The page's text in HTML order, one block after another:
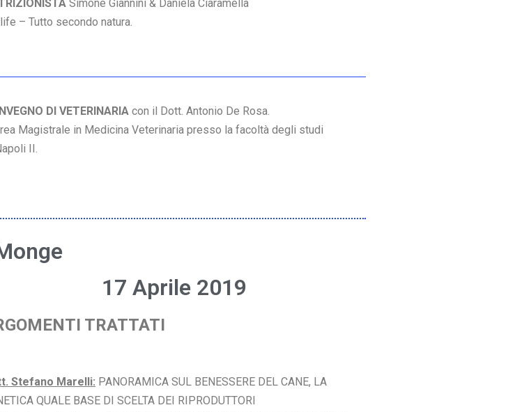
Simone Giannini & Daniela Ciaramella
– Tutto secondo natura.
DI VETERINARIA con il Dott. Antonio De Rosa.
Magistrale in Medicina Veterinaria presso la facoltà degli studi
II.
17 Aprile 2019
TRATTATI
Stefano Marelli: PANORAMICA SUL BENESSERE DEL CANE, LA
QUALE BASE DI SCELTA DEI RIPRODUTTORI